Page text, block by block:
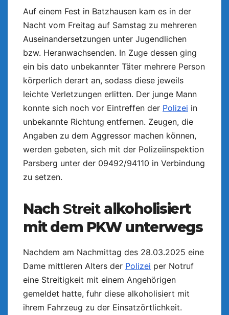
Auf einem Fest in Batzhausen kam es in der
Nacht vom Freitag auf Samstag zu mehreren
Auseinandersetzungen unter Jugendlichen
bzw. Heranwachsenden. In Zuge dessen ging
ein bis dato unbekannter Täter mehrere Person
körperlich derart an, sodass diese jeweils
leichte Verletzungen erlitten. Der junge Mann
konnte sich noch vor Eintreffen der Polizei in
unbekannte Richtung entfernen. Zeugen, die
Angaben zu dem Aggressor machen können,
werden gebeten, sich mit der Polizeiinspektion
Parsberg unter der 09492/94110 in Verbindung
zu setzen.
Nach Streitalkoholisiert
mit dem PKW unterwegs
Nachdem am Nachmittag des 28.03.2025 eine
Dame mittleren Alters der Polizei per Notruf
eine Streitigkeit mit einem Angehörigen
gemeldet hatte, fuhr diese alkoholisiert mit
ihrem Fahrzeug zu der Einsatzörtlichkeit.